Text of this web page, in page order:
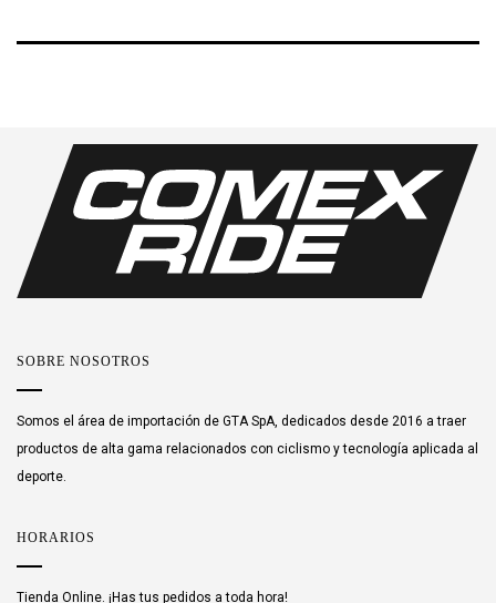
SOBRE NOSOTROS
Somos el área de importación de GTA SpA, dedicados desde 2016 a traer
productos de alta gama relacionados con ciclismo y tecnología aplicada al
deporte.
HORARIOS
Tienda Online. ¡Has tus pedidos a toda hora!